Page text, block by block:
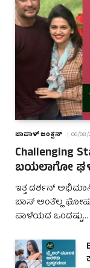
ಜಾಪಾಳ್ ಜಂಕ್ಷನ್ 06/08/
Challenging
ಬಯಲಾಗೋ
ಇತ್ತ ದರ್ಶನ್
ಬಾಸ್ ಅಂತೆಲ್ಲ ಘೋಷಣೆ
ಪಾಳೆಯದ ಒಂದಷ್ಟು…